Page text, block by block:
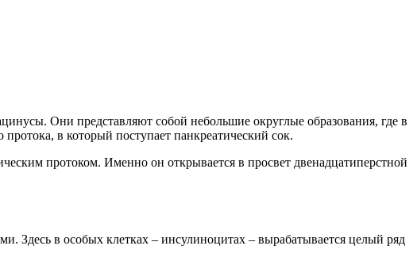
Они представляют собой небольшие округлые образования, где в
в который поступает панкреатический сок.
протоком. Именно он открывается в просвет двенадцатиперстной
Здесь в особых клетках – инсулиноцитах – вырабатывается целый ряд